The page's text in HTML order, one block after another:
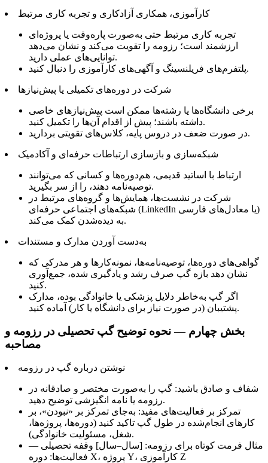
کارآموزی، همکاری آزادکاری و تجربه کاری مرتبط
تجربه کاری مرتبط حتی به‌صورت پاره‌وقت یا پروژه‌ای
ارزشمند است؛ رزومه را تقویت می‌کند و نشان می‌دهد
توانایی‌های عملی دارید.
پلتفرم‌های فریلنسینگ و آگهی‌های کارآموزی را دنبال کنید.
شرکت در دوره‌های تکمیلی یا پیش‌نیازها
برخی دانشگاه‌ها یا رشته‌ها ممکن است پیش‌نیازهای خاصی
داشته باشند؛ پیش از اقدام آن‌ها را تکمیل کنید.
در صورت ضعف در دروس پایه، کلاس‌های تقویتی بردارید.
شبکه‌سازی و بازسازی ارتباطات حرفه‌ای و آکادمیک
ارتباط با اساتید قدیمی، هم‌دوره‌ها و کسانی که می‌توانند
توصیه‌نامه دهند، را از سر بگیرید.
شرکت در نشست‌ها، همایش‌ها و گروه‌های مرتبط در
شبکه‌های اجتماعی حرفه‌ای (LinkedIn یا معادل‌های فارسی)
به دیده‌شدن کمک می‌کند.
به‌دست آوردن مدارک و مستندات
گواهی‌های دوره‌ها، توصیه‌نامه‌ها، نمونه‌کارها و هر مدرکی که
نشان دهد بازه گپ صرف رشد و یادگیری شده، جمع‌آوری
کنید.
اگر گپ به‌خاطر دلایل پزشکی یا خانوادگی بوده، مدارک
پشتیبان (در صورت نیاز برای دانشگاه یا کار) آماده کنید.
بخش چهارم — نحوه توضیح گپ تحصیلی در رزومه و
مصاحبه
نوشتن درباره گپ در رزومه
شفاف و صادق باشید: گپ را به‌صورت مختصر و صادقانه در
رزومه یا نامه انگیزشی توضیح دهید.
تمرکز بر فعالیت‌های مفید: به‌جای تمرکز بر «نبودن»، بر
کارهای انجام‌شده در طول گپ تاکید کنید (دوره‌ها، پروژه‌ها،
شغل، مسئولیت خانوادگی).
مثال فرمت کوتاه برای رزومه: [سال–سال] وقفه تحصیلی —
فعالیت‌ها: دوره X، پروژه Y، کارآموزی Z